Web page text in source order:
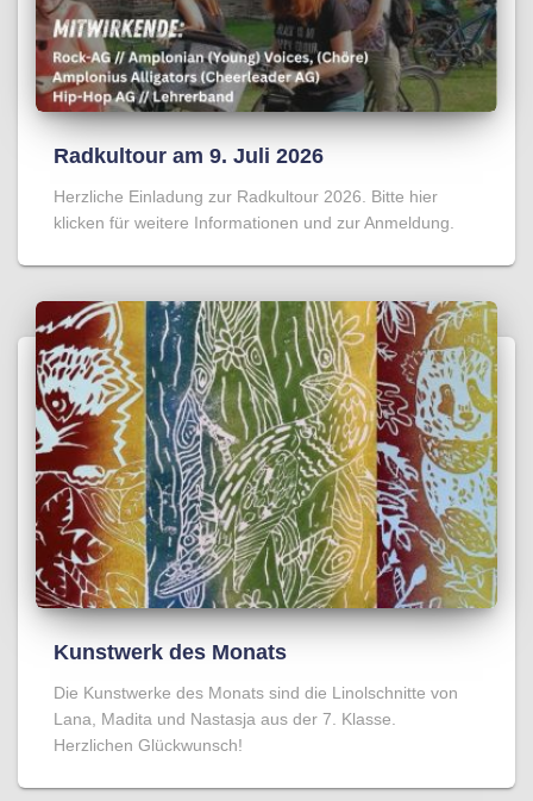
Radkultour am 9. Juli 2026
Herzliche Einladung zur Radkultour 2026. Bitte hier
klicken für weitere Informationen und zur Anmeldung.
Kunstwerk des Monats
Die Kunstwerke des Monats sind die Linolschnitte von
Lana, Madita und Nastasja aus der 7. Klasse.
Herzlichen Glückwunsch!